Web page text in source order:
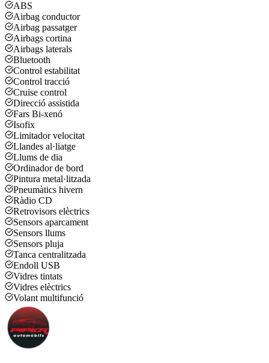
ABS
Airbag conductor
Airbag passatger
Airbags cortina
Airbags laterals
Bluetooth
Control estabilitat
Control tracció
Cruise control
Direcció assistida
Fars Bi-xenó
Isofix
Limitador velocitat
Llandes al·liatge
Llums de dia
Ordinador de bord
Pintura metal·litzada
Pneumàtics hivern
Ràdio CD
Retrovisors elèctrics
Sensors aparcament
Sensors llums
Sensors pluja
Tanca centralitzada
Endoll USB
Vidres tintats
Vidres elèctrics
Volant multifunció